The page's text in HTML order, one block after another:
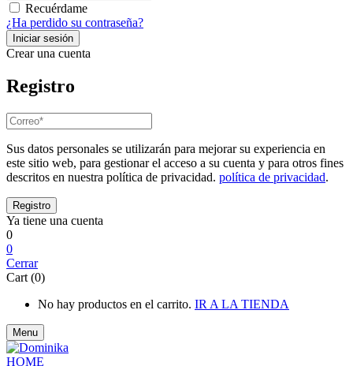
Recuérdame
¿Ha perdido su contraseña?
Crear una cuenta
Registro
Sus datos personales se utilizarán para mejorar su experiencia en
este sitio web, para gestionar el acceso a su cuenta y para otros fines
descritos en nuestra política de privacidad. política de privacidad.
Ya tiene una cuenta
0
0
Cerrar
Cart (0)
No hay productos en el carrito. IR A LA TIENDA
Menu